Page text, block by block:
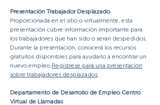
Presentación Trabajador Desplazado
Proporcionada en el sitio o virtualmente, esta
presentación cubre información importante para
los trabajadores que han sido o serán despedidos.
Durante la presentación, conocerá los recursos
gratuitos disponibles para ayudarlo a encontrar un
nuevo empleo.Regístrese para una presentación
sobre trabajadores desplazados.
Departamento de Desarrollo de Empleo Centro
Virtual de Llamadas